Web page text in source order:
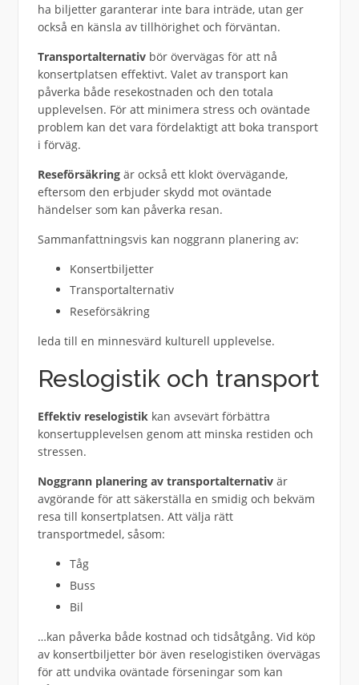
ha biljetter garanterar inte bara inträde, utan ger
också en känsla av tillhörighet och förväntan.
Transportalternativbör övervägas för att nå
konsertplatsen effektivt. Valet av transport kan
påverka både resekostnaden och den totala
upplevelsen. För att minimera stress och oväntade
problem kan det vara fördelaktigt att boka transport
i förväg.
Reseförsäkringär också ett klokt övervägande,
eftersom den erbjuder skydd mot oväntade
händelser som kan påverka resan.
Sammanfattningsvis kan noggrann planering av:
Konsertbiljetter
Transportalternativ
Reseförsäkring
leda till en minnesvärd kulturell upplevelse.
Reslogistik och transport
Effektiv reselogistikkan avsevärt förbättra
konsertupplevelsen genom att minska restiden och
stressen.
Noggrann planering av transportalternativär
avgörande för att säkerställa en smidig och bekväm
resa till konsertplatsen. Att välja rätt
transportmedel, såsom:
Tåg
Buss
Bil
…kan påverka både kostnad och tidsåtgång. Vid köp
av konsertbiljetter bör även reselogistiken övervägas
för att undvika oväntade förseningar som kan